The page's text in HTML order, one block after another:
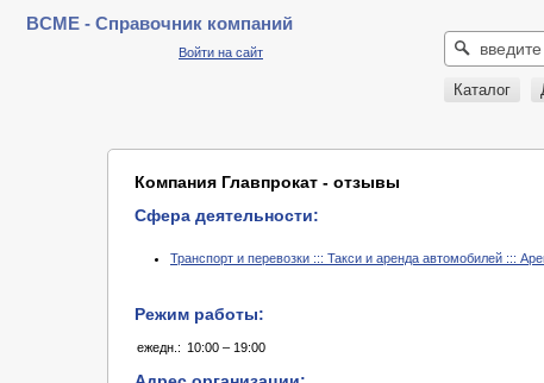
BCME - Справочник компаний
Войти на сайт
Каталог
Компания Главпрокат - отзывы
Сфера деятельности:
Транспорт и перевозки ::: Такси и аренда автомобилей :::
Режим работы:
ежедн.: 10:00 – 19:00